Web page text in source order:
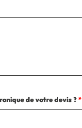
de votre devis ?*